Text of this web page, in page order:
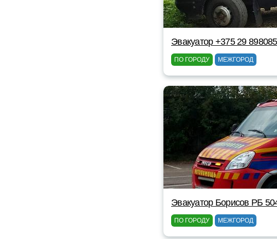
Эвакуатор +375 29
ПО ГОРОДУ МЕЖГОРОД
Эвакуатор Борисов РБ
ПО ГОРОДУ МЕЖГОРОД